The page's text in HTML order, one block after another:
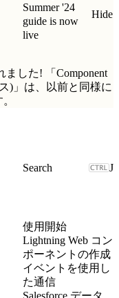
Summer '24
guide is now
live
Hide
ました!
「Component
)」 は、以前と同様に
J
使用開始
Lightning Web コン
ポーネントの作成
イベントを使用し
た通信
Salesforce データ